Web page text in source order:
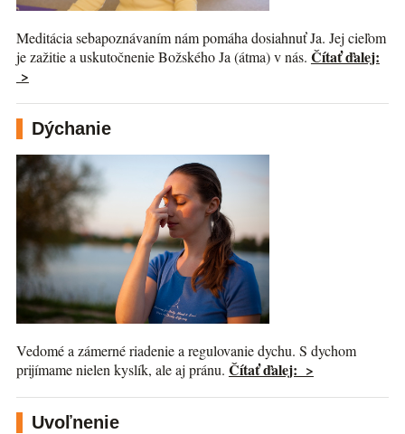
Meditácia sebapoznávaním nám pomáha dosiahnuť Ja. Jej cieľom
je zažitie a uskutočnenie Božského Ja (átma) v nás. Čítať ďalej:
>
Dýchanie
Vedomé a zámerné riadenie a regulovanie dychu. S dychom
prijímame nielen kyslík, ale aj pránu. Čítať ďalej: >
Uvoľnenie